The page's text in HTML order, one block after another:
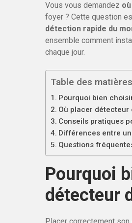
Vous vous demandez
foyer ? Cette question
détection rapide du
ensemble comment
chaque jour.
Table des matières
Pourquoi bien
Où placer détecteur
Conseils pratiques
Différences entre
Questions
Pourquoi
détecteur